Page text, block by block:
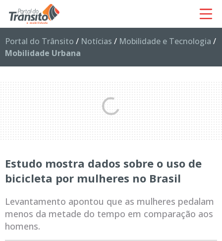
Portal do Trânsito / Notícias / Mobilidade e Tecnologia /
Mobilidade Urbana
Estudo mostra dados sobre o uso de
bicicleta por mulheres no Brasil
Levantamento apontou que as mulheres pedalam
menos da metade do tempo em comparação aos
homens.